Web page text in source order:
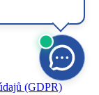
(GDPR)